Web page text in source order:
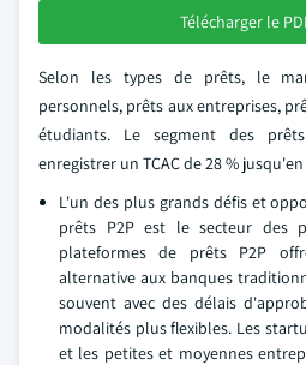
Télécharger le
Selon les types de prêts, le
personnels, prêts aux entreprises,
étudiants. Le segment des
enregistrer un TCAC de 28 % jusqu'en
L'un des plus grands défis et
prêts P2P est le secteur des
plateformes de prêts P2P
alternative aux banques
souvent avec des délais
modalités plus flexibles. Les
et les petites et moyennes